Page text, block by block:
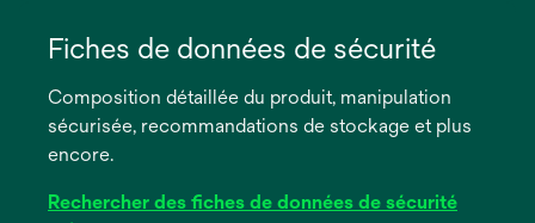
dans
nouvel
onglet
Fiches de données de sécurité
Composition détaillée du produit, manipulation
sécurisée, recommandations de stockage et plus
encore.
Rechercher des fiches de données de sécurité